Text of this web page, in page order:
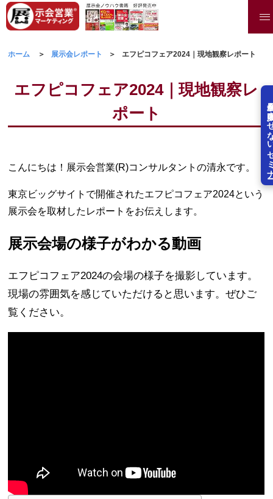
展示会を失
ホーム 展示会レポート エフピコフェア2024｜現地観察レポート
エフピコフェア2024｜現地観察レ
ポート
こんにちは！展示会営業(R)コンサルタントの清永です。
東京ビッグサイトで開催されたエフピコフェア2024という
展示会を取材したレポートをお伝えします。
展示会場の様子がわかる動画
エフピコフェア2024の会場の様子を撮影しています。
現場の雰囲気を感じていただけると思います。ぜひご
覧ください。